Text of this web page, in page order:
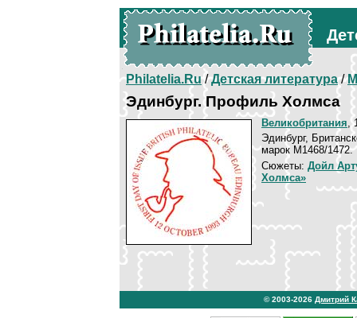
Philatelia.Ru/Детская литература/
Эдинбург. Профиль Холмса
Великобритания,
Эдинбург,
марок М1468/
Сюжеты: Дойл
Холмса»
© 2003-2026 Дмитрий